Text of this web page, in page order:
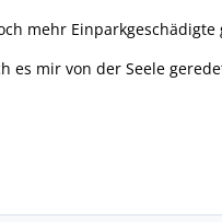
mehr
es mir von der Seele